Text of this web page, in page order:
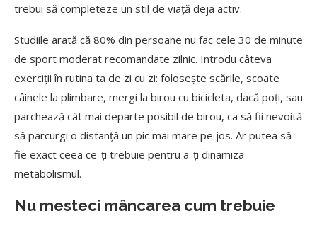
trebui să completeze un stil de viață deja activ.
Studiile arată că 80% din persoane nu fac cele 30 de minute
de sport moderat recomandate zilnic. Introdu câteva
exerciții în rutina ta de zi cu zi: folosește scările, scoate
câinele la plimbare, mergi la birou cu bicicleta, dacă poți, sau
parchează cât mai departe posibil de birou, ca să fii nevoită
să parcurgi o distanță un pic mai mare pe jos. Ar putea să
fie exact ceea ce-ți trebuie pentru a-ți dinamiza
metabolismul.
Nu mesteci mâncarea cum trebuie